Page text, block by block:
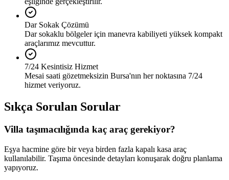
Dar Sokak Çözümü
Dar sokaklu bölgeler için manevra kabiliyeti yüksek kompakt
araçlarımız mevcuttur.
7/24 Kesintisiz Hizmet
Mesai saati gözetmeksizin Bursa'nın her noktasına 7/24
hizmet veriyoruz.
Sıkça Sorulan Sorular
Villa taşımacılığında kaç araç gerekiyor?
Eşya hacmine göre bir veya birden fazla kapalı kasa araç
kullanılabilir. Taşıma öncesinde detayları konuşarak doğru planlama
yapıyoruz.